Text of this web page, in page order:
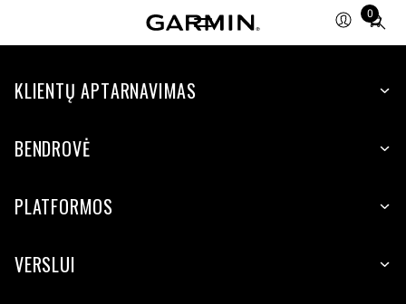
0
Total
items
cart:
KLIENTŲ APTARNAVIMAS
BENDROVĖ
PLATFORMOS
VERSLUI